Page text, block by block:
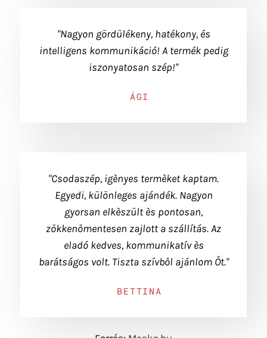
"Nagyon gördülékeny, hatékony, és
intelligens kommunikáció! A termék pedig
iszonyatosan szép!"
ÁGI
"Csodaszép, igènyes termèket kaptam.
Egyedi, különleges ajándék. Nagyon
gyorsan elkèszült ès pontosan,
zökkenőmentesen zajlott a szállítás. Az
eladó kedves, kommunikatív ès
barátságos volt. Tiszta szívből ajánlom Őt."
BETTINA